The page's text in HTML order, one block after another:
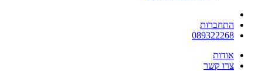
התחברות
089322268
אודות
צרו קשר